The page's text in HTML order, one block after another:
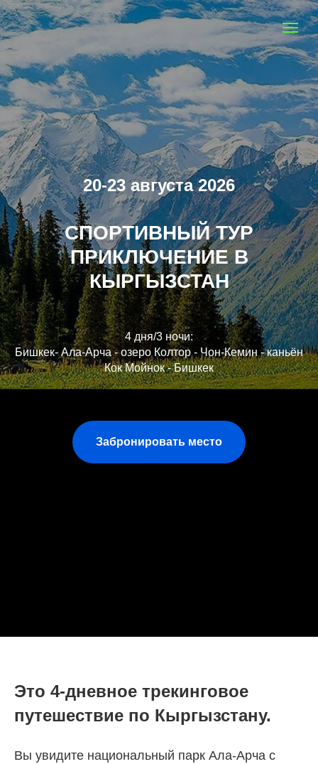
20-23 августа 2026
СПОРТИВНЫЙ ТУР
ПРИКЛЮЧЕНИЕ В
КЫРГЫЗСТАН
4 дня/3 ночи:
Бишкек- Ала-Арча - озеро Колтор - Чон-Кемин - каньён
Кок Мойнок - Бишкек
Забронировать место
Это 4-дневное трекинговое
путешествие по Кыргызстану.
Вы увидите национальный парк Ала-Арча с